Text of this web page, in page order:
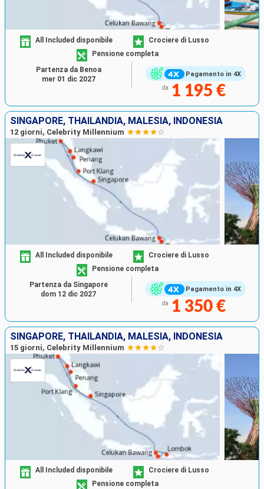
Pagamento in 4X
All Included disponibile
Crociere di Lusso
Pensione completa
da 1 195 €
Partenza da Benoa
mer 01 dic 2027
SINGAPORE, THAILANDIA, MALESIA, INDONESIA
12 giorni, Celebrity Millennium
Pagamento in 4X
All Included disponibile
Crociere di Lusso
Pensione completa
da 1 350 €
Partenza da Singapore
dom 12 dic 2027
SINGAPORE, THAILANDIA, MALESIA, INDONESIA
15 giorni, Celebrity Millennium
All Included disponibile
Crociere di Lusso
Pensione completa